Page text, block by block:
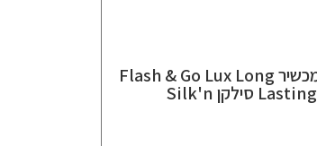
נורות למכשיר Flash & Go Lux Long
Lasting סילקן Silk'n